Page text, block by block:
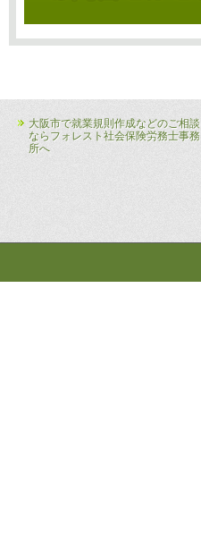
大阪市で就業規則作成などのご相談
ならフォレスト社会保険労務士事務
所へ